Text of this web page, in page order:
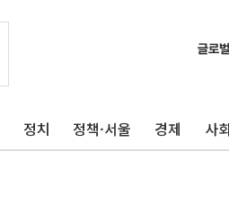
정치 정책·서울 경제 사회